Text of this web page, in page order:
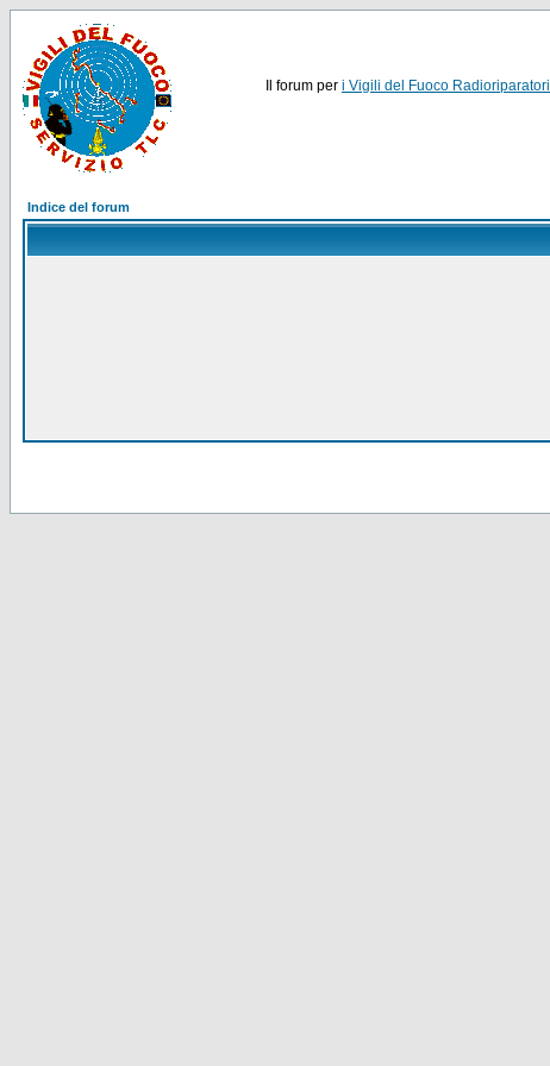
Il forum per i Vigili del Fuoco Radioriparatori
Indice del forum